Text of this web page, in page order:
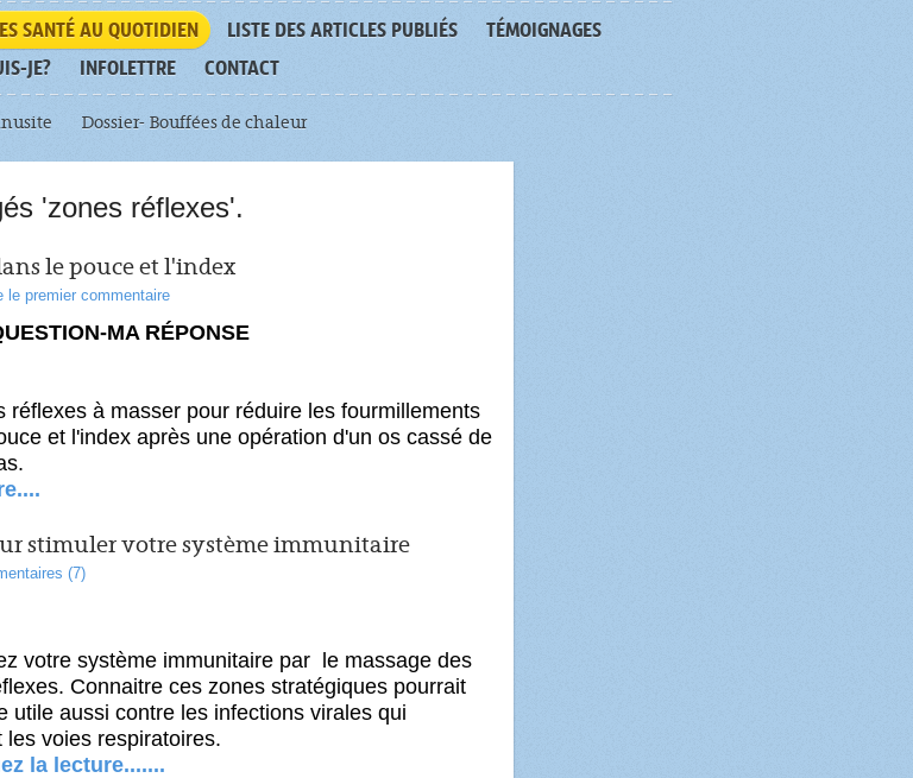
SANTÉ AU QUOTIDIEN LISTE DES ARTICLES PUBLIÉS
TÉMOIGNAGES
JE?
INFOLETTRE CONTACT
Dossier- Bouffées de chaleur
'zones réflexes'.
le pouce et l'index
le premier commentaire
MA RÉPONSE
réflexes à masser pour réduire les fourmillements
et l'index après une opération d'un os cassé de
stimuler votre système immunitaire
(7)
votre système immunitaire par le massage des
Connaitre ces zones stratégiques pourrait
utile aussi contre les infections virales qui
les voies respiratoires.
la lecture.......